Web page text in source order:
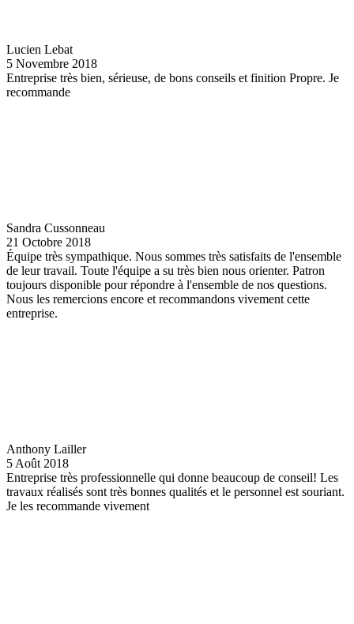
Lucien Lebat
5 Novembre 2018
Entreprise très bien, sérieuse, de bons conseils et finition Propre. Je
recommande
Sandra Cussonneau
21 Octobre 2018
Équipe très sympathique. Nous sommes très satisfaits de l'ensemble
de leur travail. Toute l'équipe a su très bien nous orienter. Patron
toujours disponible pour répondre à l'ensemble de nos questions.
Nous les remercions encore et recommandons vivement cette
entreprise.
Anthony Lailler
5 Août 2018
Entreprise très professionnelle qui donne beaucoup de conseil! Les
travaux réalisés sont très bonnes qualités et le personnel est souriant.
Je les recommande vivement